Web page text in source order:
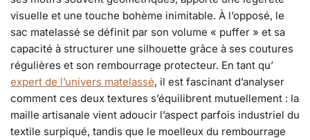
visuelle et une touche bohème inimitable. À l’opposé, le
sac matelassé se définit par son volume « puffer » et sa
capacité à structurer une silhouette grâce à ses coutures
régulières et son rembourrage protecteur. En tant qu’
expert de l’univers matelassé, il est fascinant d’analyser
comment ces deux textures s’équilibrent mutuellement : la
maille artisanale vient adoucir l’aspect parfois industriel du
textile surpiqué, tandis que le moelleux du rembourrage